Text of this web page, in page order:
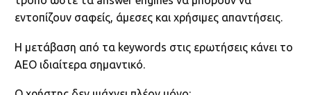
εντοπίζουν σαφείς, άμεσες και χρήσιμες απαντήσεις.
Η μετάβαση από τα keywords στις ερωτήσεις κάνει το
AEO ιδιαίτερα σημαντικό.